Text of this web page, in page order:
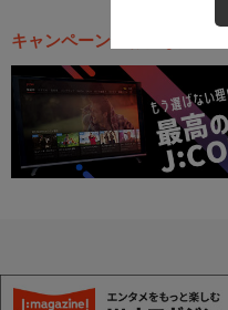
キャンペーン・お得な情報